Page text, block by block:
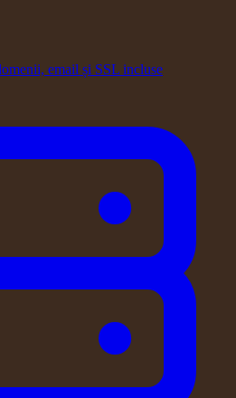
email și SSL incluse